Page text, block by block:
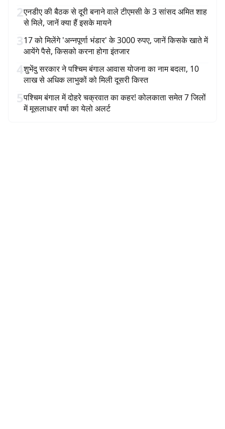
2एनडीए की बैठक से दूरी बनाने वाले टीएमसी के 3 सांसद अमित शाह
से मिले, जानें क्या हैं इसके मायने
317 को मिलेंगे 'अन्नपूर्णा भंडार' के 3000 रुपए, जानें किसके खाते में
आयेंगे पैसे, किसको करना होगा इंतजार
4शुभेंदु सरकार ने पश्चिम बंगाल आवास योजना का नाम बदला, 10
लाख से अधिक लाभुकों को मिली दूसरी किस्त
5पश्चिम बंगाल में दोहरे चक्रवात का कहर! कोलकाता समेत 7 जिलों
में मूसलाधार वर्षा का येलो अलर्ट